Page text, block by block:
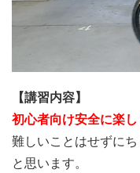
【講習内容】
初心者向け安全に楽
難しいことはせずに
と思います。